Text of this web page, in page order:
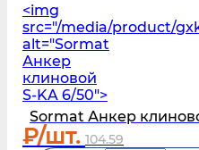
<img
src="/media/product/
alt="Sormat
Анкер
клиновой
S-KA 6/50">
Sormat Анкер
₽/шт. 104.59